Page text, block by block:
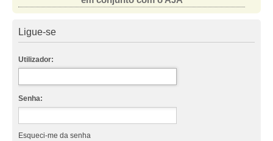
Ligue-se
Utilizador:
Senha:
Esqueci-me da senha